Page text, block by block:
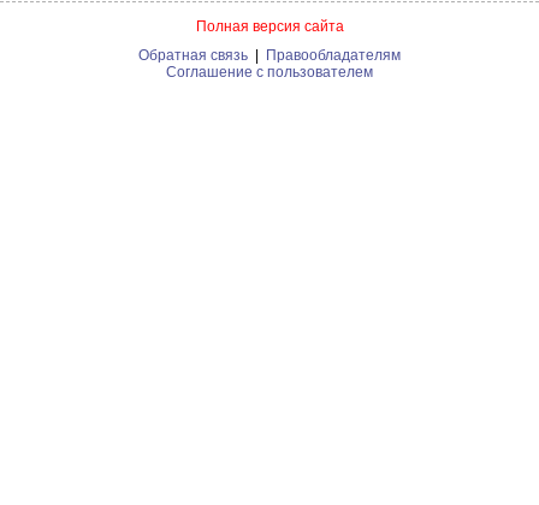
Полная версия сайта
Обратная связь
Правообладателям
Соглашение с пользователем